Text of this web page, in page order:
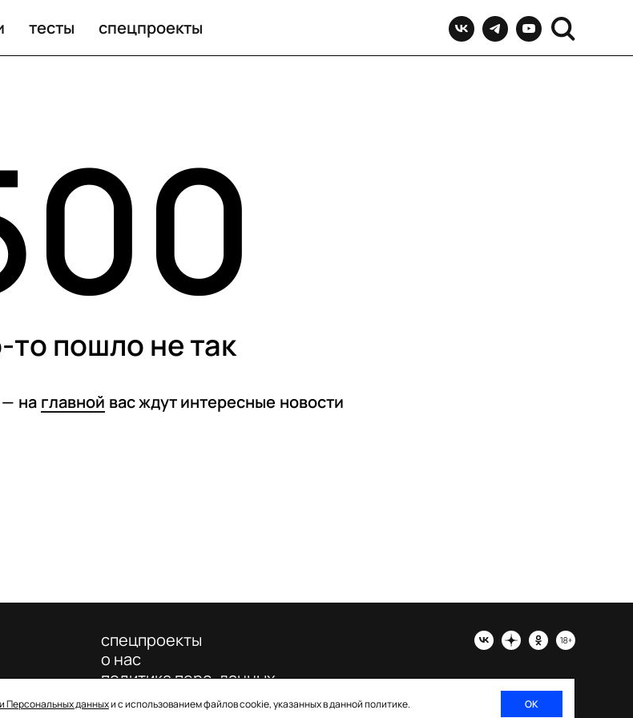
тесты спецпроекты
то пошло не так
— на главной вас ждут интересные новости
Персональных данныхи с использованием файлов cookie, указанных в данной политике. ОК
спецпроекты
о нас
политика перс. данных